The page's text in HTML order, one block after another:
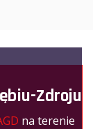
Zdroju
na terenie